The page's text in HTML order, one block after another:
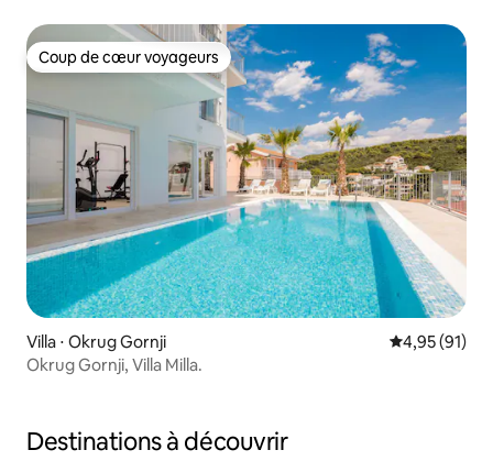
Coup de cœur voyageurs
Coup de cœur voyageurs
Villa ⋅ Okrug Gornji Évaluation
4,95 (91)
Okrug Gornji, Villa Milla.
Destinations à découvrir